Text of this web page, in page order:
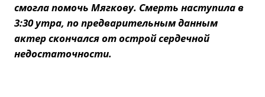
смогла помочь Мягкову. Смерть наступила в
3:30 утра, по предварительным данным
актер скончался от острой сердечной
недостаточности.